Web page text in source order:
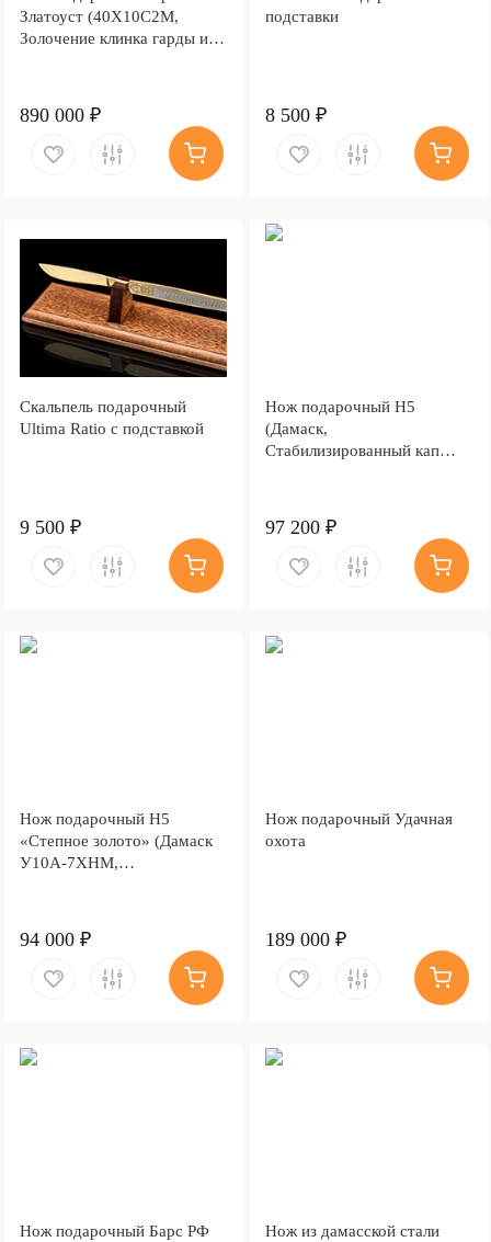
Златоуст (40Х10С2М,
Золочение клинка гарды и
890 000 ₽
подставки
8 500 ₽
Скальпель подарочный
Ultima Ratio с подставкой
9 500 ₽
Нож подарочный Н5
(Дамаск,
Стабилизированный кап
97 200 ₽
Нож подарочный Н5
«Степное золото» (Дамаск
У10А-7ХНМ,
гарды и тыльника)
94 000 ₽
Нож подарочный Удачная
охота
189 000 ₽
Нож подарочный Барс РФ
Нож из дамасской стали